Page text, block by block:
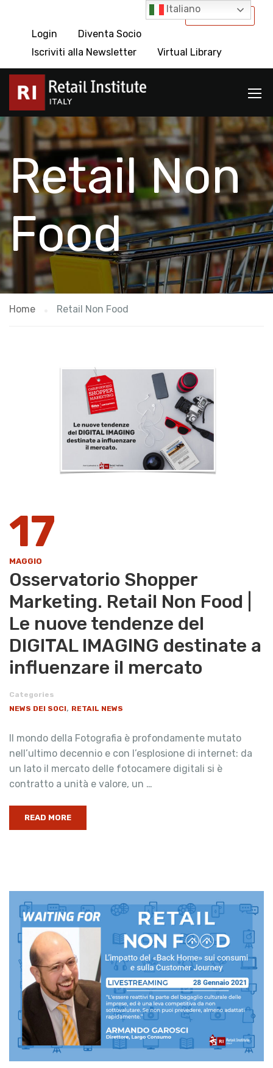
International
Login
Diventa Socio
Iscriviti alla Newsletter
Virtual Library
Retail Non
Food
Home Retail Non Food
17
MAGGIO
Osservatorio Shopper
Marketing. Retail Non Food |
Le nuove tendenze del
DIGITAL IMAGING destinate a
influenzare il mercato
Categories
NEWS DEI SOCI, RETAIL NEWS
Il mondo della Fotografia è profondamente mutato
nell’ultimo decennio e con l’esplosione di internet: da
un lato il mercato delle fotocamere digitali si è
contratto a unità e valore, un …
READ MORE
Italiano